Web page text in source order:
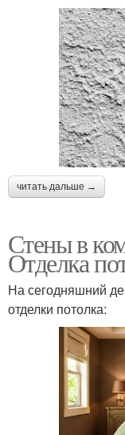
читать дальше →
Стены в
Отделка
На сегодняшний
отделки потолка: